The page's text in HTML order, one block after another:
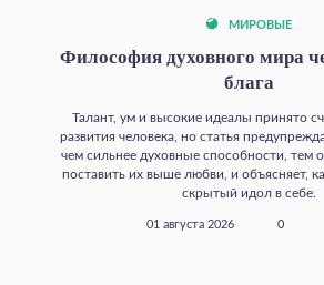
МИРОВЫЕ
Философия духовного мира
блага
Талант, ум и высокие идеалы принято
развития человека, но статья
чем сильнее духовные способности, тем
поставить их выше любви, и объясняет,
скрытый идол в себе.
01 августа 2026 0